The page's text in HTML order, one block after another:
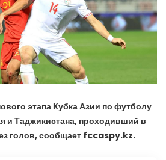
этапа Кубка Азии по футболу
и Таджикистана, проходивший в
голов, сообщает fccaspy.kz.